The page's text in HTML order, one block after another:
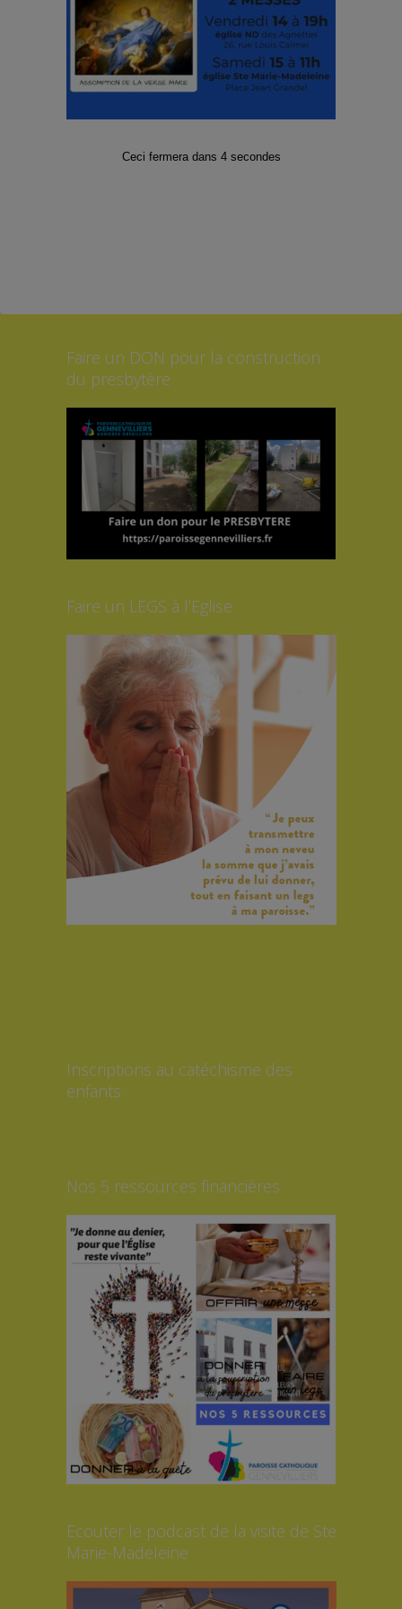
Abonnez-vous à notre Lettre
d’informations
Faire un DON pour la construction
du presbytère
Faire un LEGS à l’Eglise
Inscriptions au catéchisme des
enfants
Nos 5 ressources financières
Ecouter le podcast de la visite de Ste
Marie-Madeleine
Ceci fermera dans 4secondes